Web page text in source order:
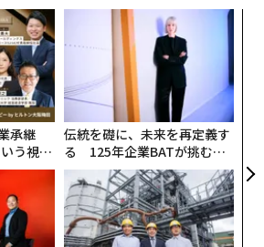
承継
う視点
者が問
伝統を礎に、未来を再定義す
る 125年企業BATが挑むス
モークレスな未来